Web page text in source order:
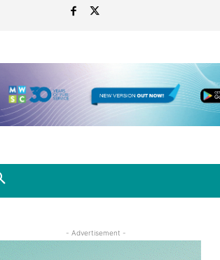
- Advertisement -